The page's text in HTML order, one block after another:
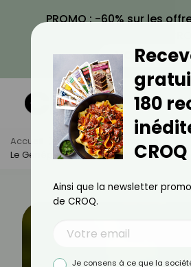
PROMO : -60% sur les
VOIR LA
Accueil Actus
Alimentation
Le Génépi Est-Il Bon Pour La Santé ?
180
CROQ
Ainsi que la newsletter
de CROQ.
Je consens à ce que la